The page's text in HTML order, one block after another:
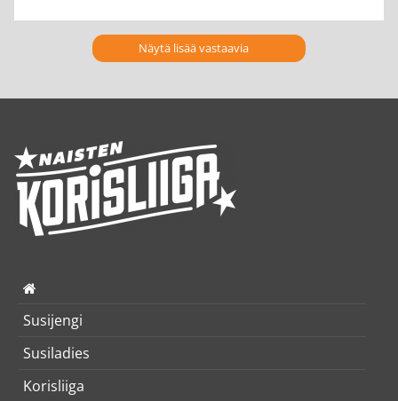
Näytä lisää vastaavia
Susijengi
Susiladies
Korisliiga